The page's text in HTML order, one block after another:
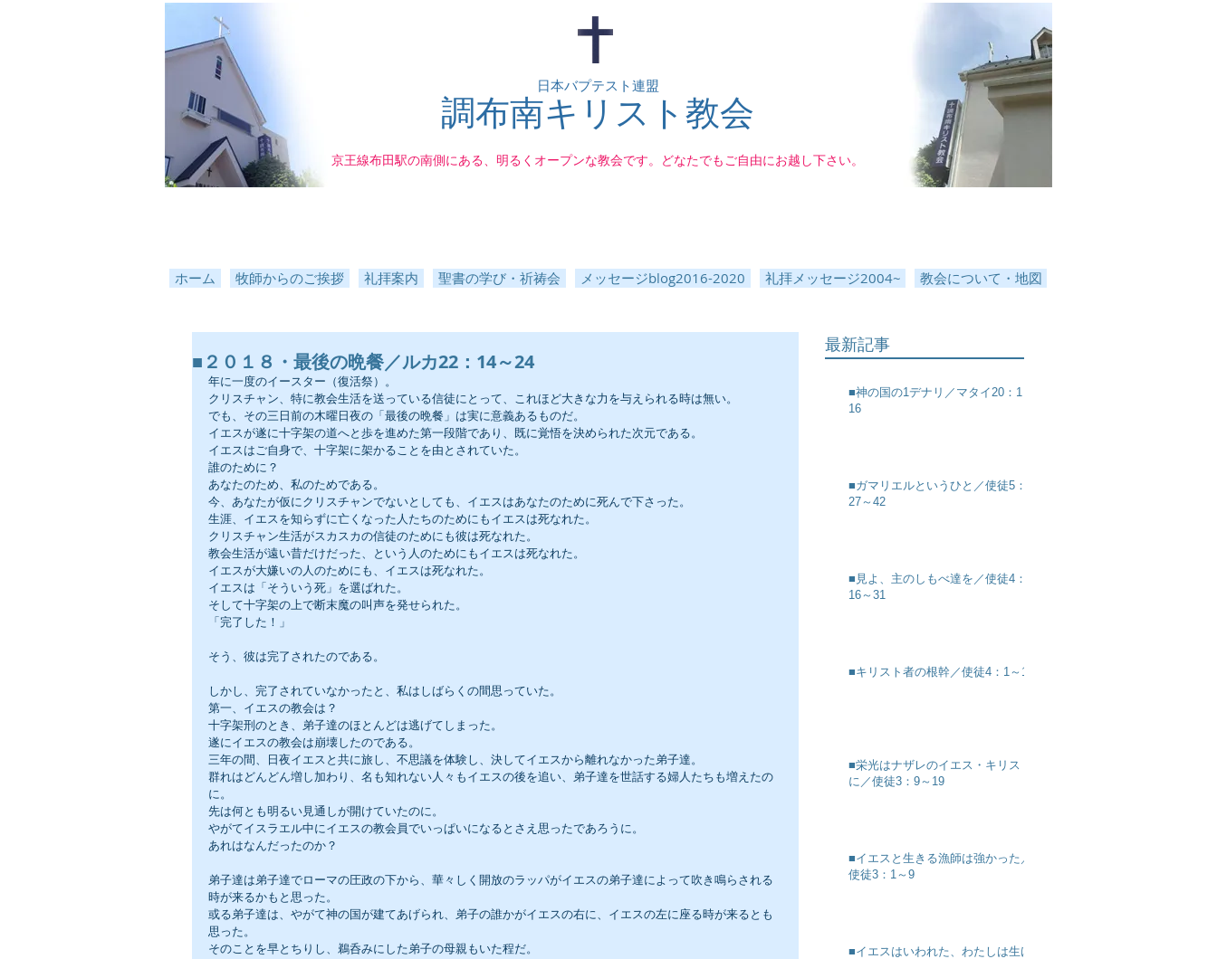
京王線布田駅の南側にある、明るくオープンな教会です。どなたでもご自由にお越し下さい。
日本バプテスト連盟
調布南キリスト教会
ホーム 牧師からのご挨拶 礼拝案内 聖書の学び・祈祷会 メッセージblog2016-2020 礼拝メッセージ2004~ 教会について・地図
■２０１８・最後の晩餐／ルカ22：14～24
年に一度のイースター（復活祭）。
クリスチャン、特に教会生活を送っている信徒にとって、これほど大きな力を与えられる時は無い。
でも、その三日前の木曜日夜の「最後の晩餐」は実に意義あるものだ。
イエスが遂に十字架の道へと歩を進めた第一段階であり、既に覚悟を決められた次元である。
イエスはご自身で、十字架に架かることを由とされていた。
誰のために？
あなたのため、私のためである。
今、あなたが仮にクリスチャンでないとしても、イエスはあなたのために死んで下さった。
生涯、イエスを知らずに亡くなった人たちのためにもイエスは死なれた。
クリスチャン生活がスカスカの信徒のためにも彼は死なれた。
教会生活が遠い昔だけだった、という人のためにもイエスは死なれた。
イエスが大嫌いの人のためにも、イエスは死なれた。
イエスは「そういう死」を選ばれた。
そして十字架の上で断末魔の叫声を発せられた。
「完了した！」
そう、彼は完了されたのである。
しかし、完了されていなかったと、私はしばらくの間思っていた。
第一、イエスの教会は？
十字架刑のとき、弟子達のほとんどは逃げてしまった。
遂にイエスの教会は崩壊したのである。
三年の間、日夜イエスと共に旅し、不思議を体験し、決してイエスから離れなかった弟子達。
群れはどんどん増し加わり、名も知れない人々もイエスの後を追い、弟子達を世話する婦人たちも増えたの
に。
先は何とも明るい見通しが開けていたのに。
やがてイスラエル中にイエスの教会員でいっぱいになるとさえ思ったであろうに。
あれはなんだったのか？
弟子達は弟子達でローマの圧政の下から、華々しく開放のラッパがイエスの弟子達によって吹き鳴らされる
時が来るかもと思った。
或る弟子達は、やがて神の国が建てあげられ、弟子の誰かがイエスの右に、イエスの左に座る時が来るとも
思った。
そのことを早とちりし、鵜呑みにした弟子の母親もいた程だ。
最新記事
■神の国の1デナリ／マタイ20：1～
16
■ガマリエルというひと／使徒5：
27～42
■見よ、主のしもべ達を／使徒4：
16～31
■キリスト者の根幹／使徒4：1～12
■栄光はナザレのイエス・キリスト
に／使徒3：9～19
■イエスと生きる漁師は強かった／
使徒3：1～9
■イエスはいわれた、わたしは生け